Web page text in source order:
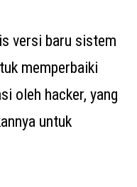
versi baru sistem
memperbaiki
oleh hacker, yang
untuk